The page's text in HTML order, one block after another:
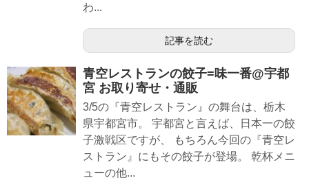
わ...
記事を読む
青空レストランの餃子=味一番@宇都
宮 お取り寄せ・通販
3/5の『青空レストラン』の舞台は、栃木
県宇都宮市。 宇都宮と言えば、日本一の餃
子激戦区ですが、 もちろん今回の『青空レ
ストラン』にもその餃子が登場。 乾杯メニ
ューの他...